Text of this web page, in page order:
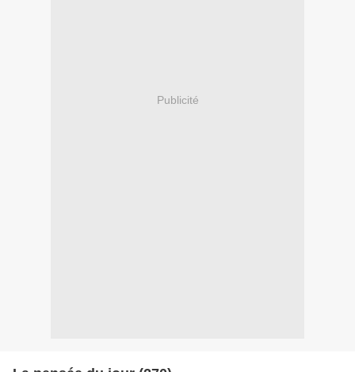
Publicité